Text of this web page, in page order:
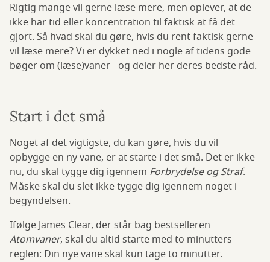
Rigtig mange vil gerne læse mere, men oplever, at de
ikke har tid eller koncentration til faktisk at få det
gjort. Så hvad skal du gøre, hvis du rent faktisk gerne
vil læse mere? Vi er dykket ned i nogle af tidens gode
bøger om (læse)vaner - og deler her deres bedste råd.
Start i det små
Noget af det vigtigste, du kan gøre, hvis du vil
opbygge en ny vane, er at starte i det små. Det er ikke
nu, du skal tygge dig igennem Forbrydelse og Straf.
Måske skal du slet ikke tygge dig igennem noget i
begyndelsen.
Ifølge James Clear, der står bag bestselleren
Atomvaner, skal du altid starte med to minutters-
reglen: Din nye vane skal kun tage to minutter.